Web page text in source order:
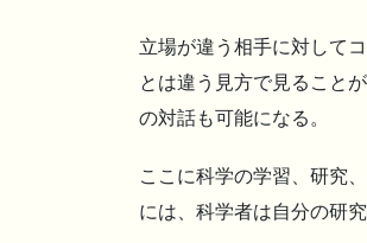
立場が違う相手に対して
とは違う見方で見ること
の対話も可能になる。
ここに科学の学習、研究
には、科学者は自分の研